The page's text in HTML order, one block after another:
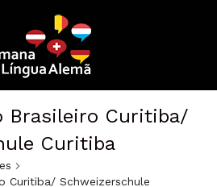
Brasileiro Curitiba/
Curitiba
Curitiba/ Schweizerschule